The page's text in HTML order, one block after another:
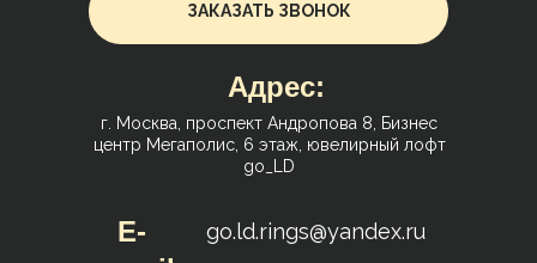
Адрес:
г. Москва, проспект Андропова 8, Бизнес
центр Мегаполис, 6 этаж, ювелирный лофт
go_LD
E-
go.ld.rings@yandex.ru
ЗАКАЗАТЬ ЗВОНОК